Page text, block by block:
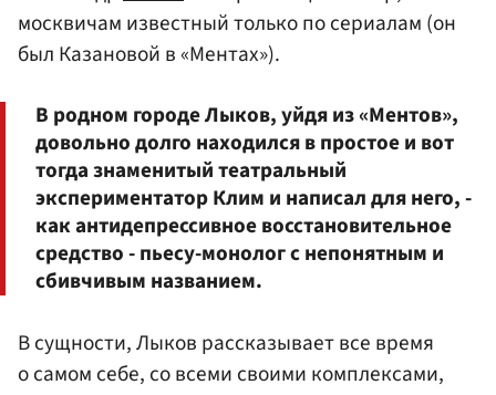
москвичам известный только по сериалам (он
был Казановой в «Ментах»).
В родном городе Лыков, уйдя из «Ментов»,
довольно долго находился в простое и вот
тогда знаменитый театральный
экспериментатор Клим и написал для него, -
как антидепрессивное восстановительное
средство - пьесу-монолог с непонятным и
сбивчивым названием.
В сущности, Лыков рассказывает все время
о самом себе, со всеми своими комплексами,